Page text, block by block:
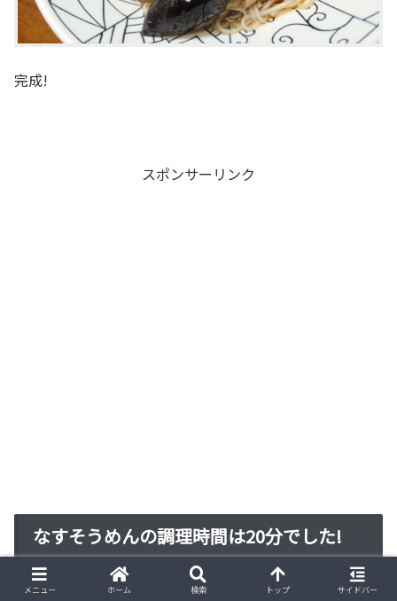
完成!
スポンサーリンク
なすそうめんの調理時間は20分でした!
メニュー ホーム 検索 トップ サイドバー